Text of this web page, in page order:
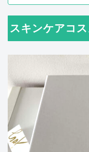
スキンケアコ